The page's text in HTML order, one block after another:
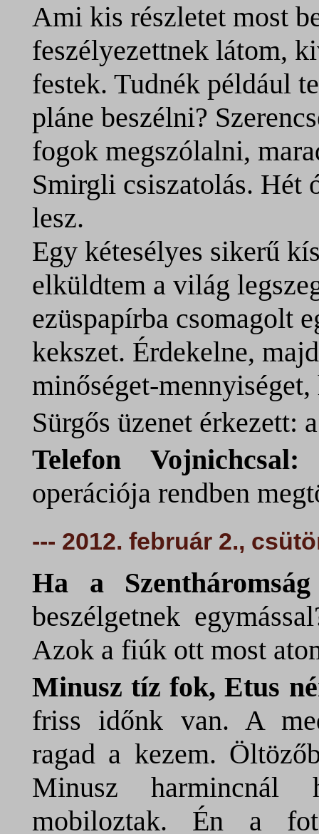
Ami kis részletet most
feszélyezettnek látom,
festek. Tudnék például
pláne beszélni?
fogok megszólalni,
Smirgli csiszatolás. Hét
lesz.
Egy kétesélyes sikerű
elküldtem a világ
ezüspapírba csomagolt
kekszet. Érdekelne,
minőséget-
Sürgős üzenet érkezett:
Telefon Vojnichcsal:
operációja rendben
--- 2012. február 2.,
Ha a Szentháromság
beszélgetnek
Azok a fiúk ott most
Minusz tíz fok, Etus
friss időnk van. A
ragad a kezem.
Minusz harmincnál
mobiloztak. Én a